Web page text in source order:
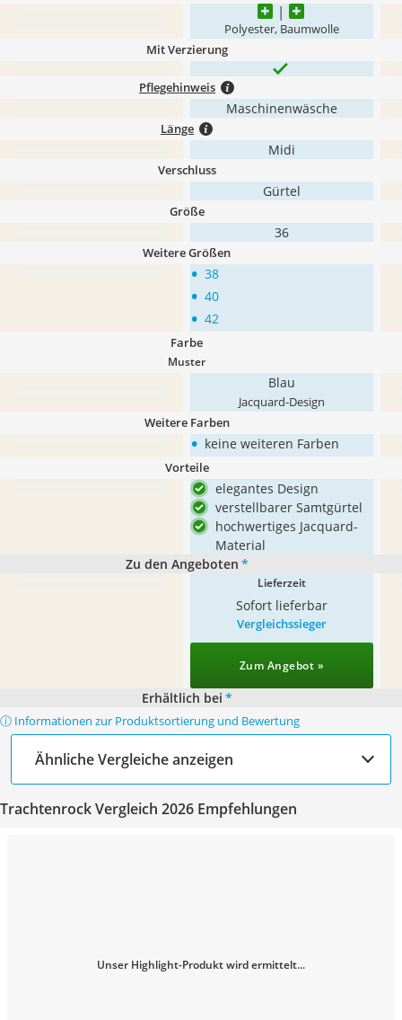
Polyester, Baumwolle
Mit Verzierung
Pflegehinweis
Maschinenwäsche
Länge
Midi
Verschluss
Gürtel
Größe
36
Weitere Größen
• 38
• 40
• 42
Farbe
Muster
Blau
Jacquard-Design
Weitere Farben
• keine weiteren Farben
Vorteile
elegantes Design
verstellbarer Samtgürtel
hochwertiges Jacquard-
Material
Zu den Angeboten *
Lieferzeit
Sofort lieferbar
Vergleichssieger
Zum Angebot »
Erhältlich bei *
ⓘ Informationen zur Produktsortierung und Bewertung
Ähnliche Vergleiche anzeigen
Trachtenrock Vergleich 2026 Empfehlungen
Unser Highlight-Produkt wird ermittelt...